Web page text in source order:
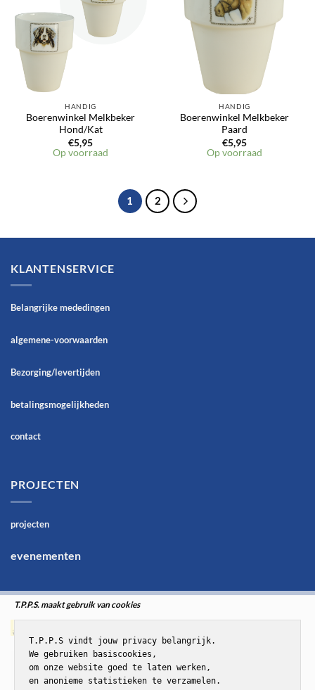
HANDIG
Boerenwinkel Melkbeker
Hond/Kat
€5,95
Op voorraad
HANDIG
Boerenwinkel Melkbeker
Paard
€5,95
Op voorraad
1 2
KLANTENSERVICE
Belangrijke mededingen
algemene-voorwaarden
Bezorging/levertijden
betalingsmogelijkheden
contact
PROJECTEN
projecten
evenementen
T.P.P.S. maakt gebruik van cookies
T.P.P.S vindt jouw privacy belangrijk.
We gebruiken basiscookies,
om onze website goed te laten werken,
en anonieme statistieken te verzamelen.